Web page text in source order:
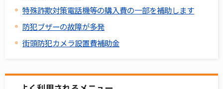
特殊詐欺対策電話機等の購入費の一部を補助します
防犯ブザーの故障が多発
街頭防犯カメラ設置費補助金